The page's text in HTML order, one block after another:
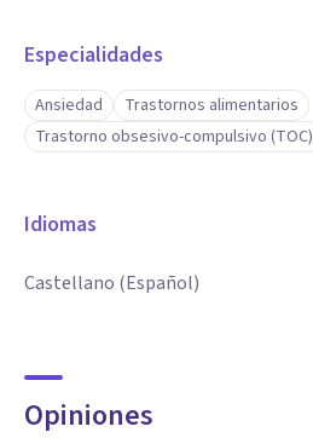
Especialidades
Ansiedad
Trastornos alimentarios
Trastorno obsesivo-compulsivo (TOC)
Idiomas
Castellano (Español)
Opiniones